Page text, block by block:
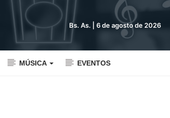
Bs. As. | 6 de agosto de 2026
MÚSICA EVENTOS